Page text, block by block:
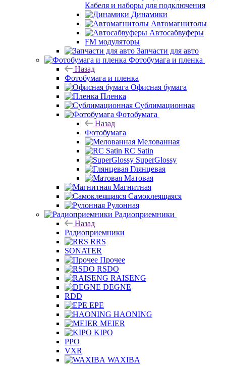
Кабеля и наборы для подключения
Динамики
Автомагнитолы
Автосабвуферы
FM модуляторы
Запчасти для авто
Фотобумага и пленка
Назад
Фотобумага и пленка
Офисная бумага
Пленка
Сублимационная
Фотобумага
Назад
Фотобумага
Мелованная
RC Satin
SuperGlossy
Глянцевая
Матовая
Магнитная
Самоклеящаяся
Рулонная
Радиоприемники
Назад
Радиоприемники
RRS
SONATER
Прочее
RSDO
RAISENG
DEGNE
RDD
EPE
HAONING
MEIER
KIPO
PPO
VXR
WAXIBA